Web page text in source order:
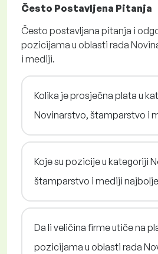
Često Postavljena Pitanja
Često postavljana pitanja i
pozicijama u oblasti rada
i mediji.
Kolika je prosječna plata u
Novinarstvo, štamparstvo i
Koje su pozicije u kategoriji
štamparstvo i mediji
Da li veličina firme utiče na
pozicijama u oblasti rada